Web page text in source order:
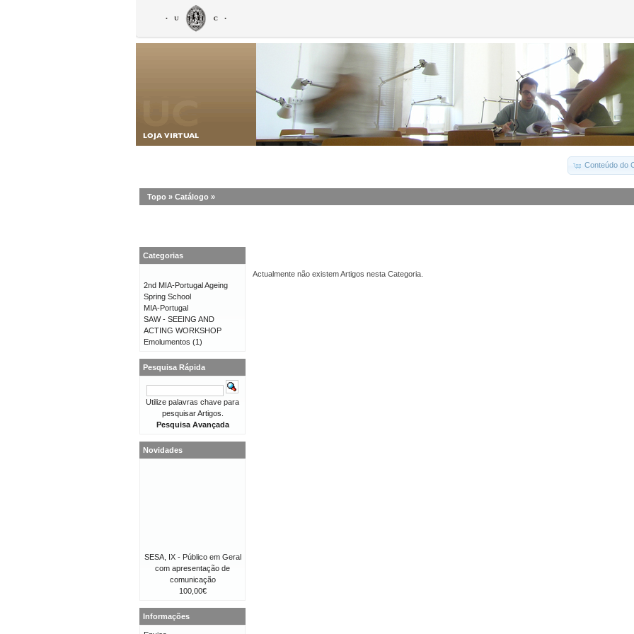
Conteúdo do
Topo » Catálogo »
Actualmente não existem Artigos nesta Categoria.
Categorias
2nd MIA-Portugal Ageing
Spring School
MIA-Portugal
SAW - SEEING AND
ACTING WORKSHOP
Emolumentos (1)
Pesquisa Rápida
Utilize palavras chave para
pesquisar Artigos.
Pesquisa Avançada
Novidades
SESA, IX - Público em Geral
com apresentação de
comunicação
100,00€
Informações